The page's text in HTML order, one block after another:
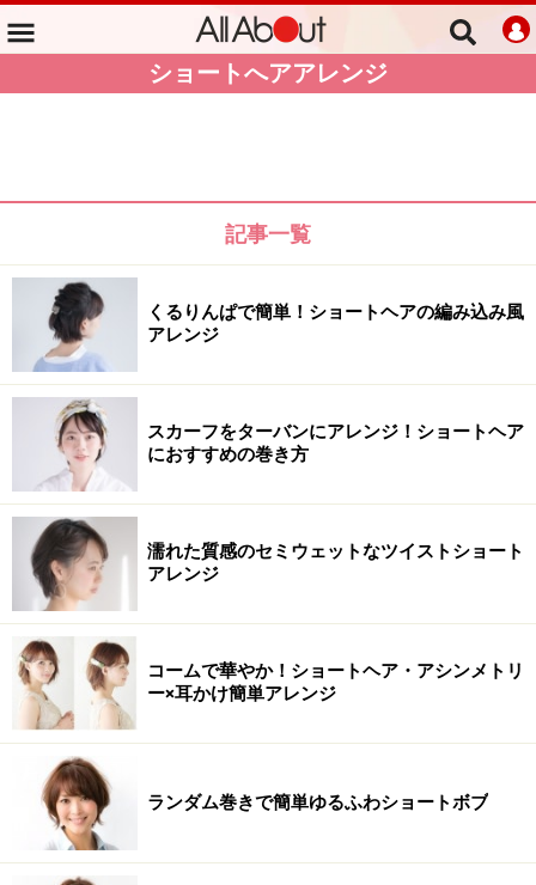
ショートへアアレンジ
記事一覧
くるりんぱで簡単！ショートヘアの編み込み風
アレンジ
スカーフをターバンにアレンジ！ショートヘア
におすすめの巻き方
濡れた質感のセミウェットなツイストショート
アレンジ
コームで華やか！ショートヘア・アシンメトリ
ー×耳かけ簡単アレンジ
ランダム巻きで簡単ゆるふわショートボブ